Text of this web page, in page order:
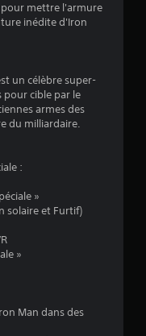
.
1
é
i
pour mettre l'armure
inédite d'Iron
un célèbre super-
cible par le
armes des
du milliardaire.
:
»
solaire et Furtif)
»
Man dans des